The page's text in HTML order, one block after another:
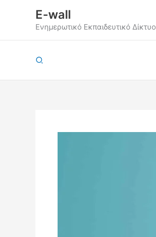
περιεχόμενο
E-wall
Ενημερωτικό Εκπαιδευτικό Δίκτυο
Αναζήτηση